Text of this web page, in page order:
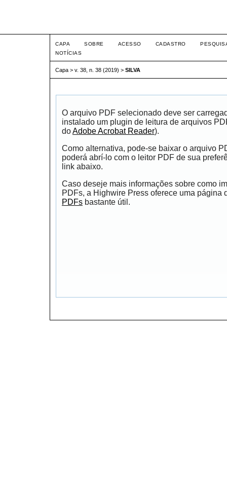
CAPA SOBRE ACESSO CADASTRO
NOTÍCIAS
Capa > v. 38, n. 38 (2019) > SILVA
O arquivo PDF selecionado deve ser
instalado um plugin de leitura de arquivos
doAdobe Acrobat Reader).
Como alternativa, pode-se baixar o arquivo
poderá abrí-lo com o leitor PDF de sua
link abaixo.
Caso deseje mais informações sobre como
PDFs, a Highwire Press oferece uma página
PDFs bastante útil.